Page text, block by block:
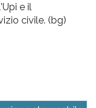
e il
civile. (bg)